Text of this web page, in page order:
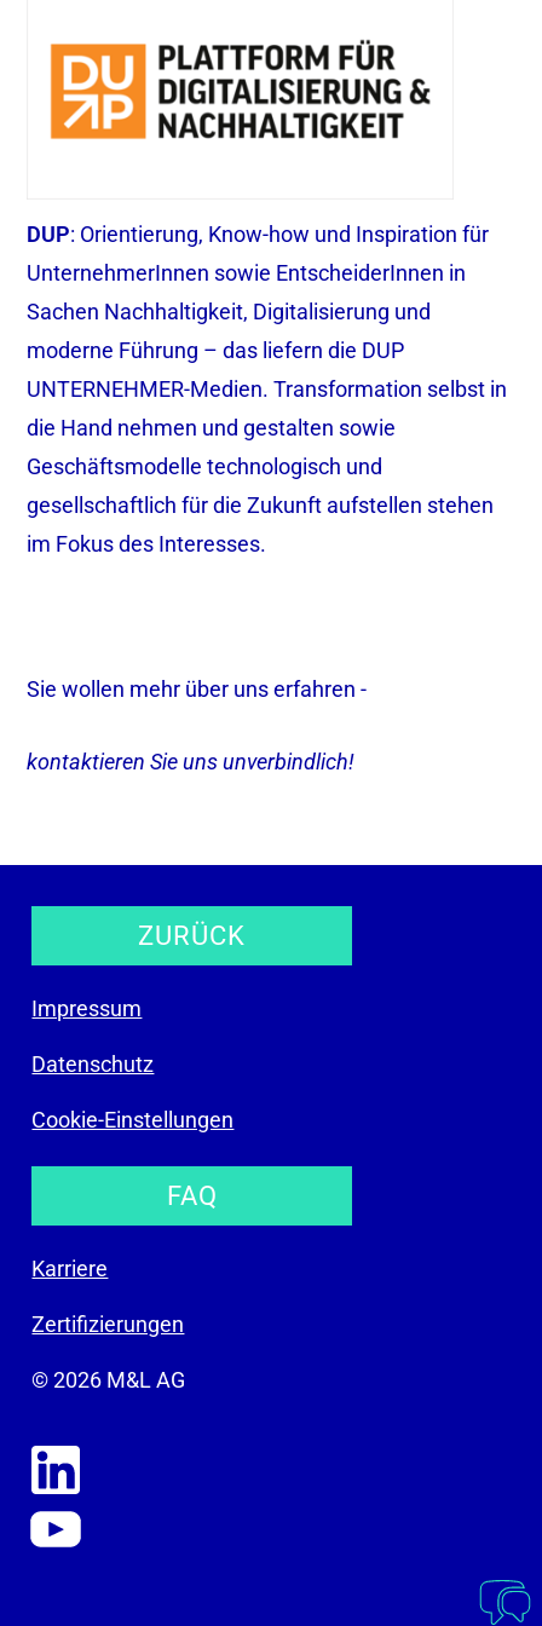
DUP: Orientierung, Know-how und Inspiration für
UnternehmerInnen sowie EntscheiderInnen in
Sachen Nachhaltigkeit, Digitalisierung und
moderne Führung – das liefern die DUP
UNTERNEHMER-Medien. Transformation selbst in
die Hand nehmen und gestalten sowie
Geschäftsmodelle technologisch und
gesellschaftlich für die Zukunft aufstellen stehen
im Fokus des Interesses.
Sie wollen mehr über uns erfahren -
kontaktieren Sie uns unverbindlich!
ZURÜCK
Impressum
Datenschutz
Cookie-Einstellungen
FAQ
Karriere
Zertifizierungen
© 2026 M&L AG